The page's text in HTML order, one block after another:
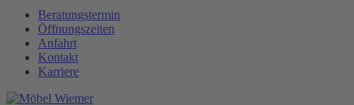
Beratungstermin
Öffnungszeiten
Anfahrt
Kontakt
Karriere